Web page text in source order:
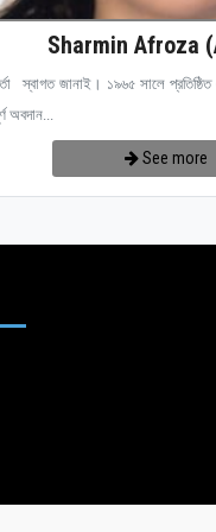
Sharmin Afroza
স্বাগত জানাই। ১৯৬৫ সালে প্রতিষ্ঠিত
অবদান...
See more